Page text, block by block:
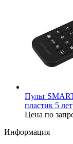
Пульт
пластик 5
Цена по
Информация